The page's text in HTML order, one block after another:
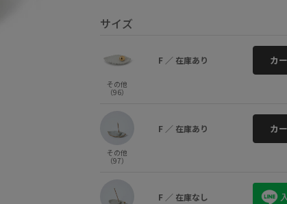
サイズ
その他
（96）
F ／ 在庫あり カ
その他
（97）
F ／ 在庫あり カ
F ／ 在庫なし